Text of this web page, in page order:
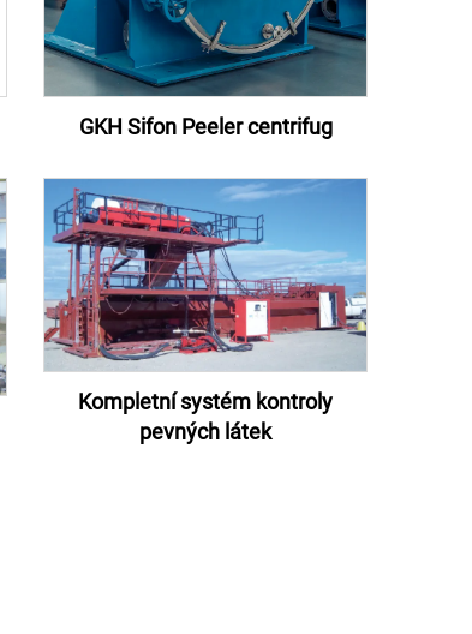
GKH Sifon Peeler centrifug
Kompletní systém kontroly
pevných látek